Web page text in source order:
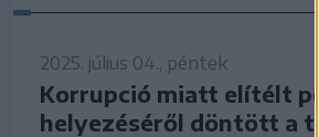
2025. július 04., péntek
Korrupció miatt elítélt
helyezéséről döntött a